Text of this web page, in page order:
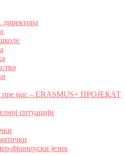
нас – ERASMUS+ ПРОЈЕКАТ
ситуацији
француски језик